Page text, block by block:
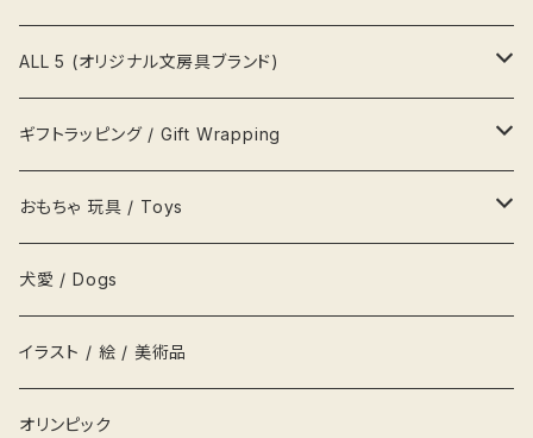
帽子
風呂敷
キーホルダー
ネクタイ
履物
衣類
湯呑
カップ&ソーサ
鍋
お盆
枡
グラス
写真立て 額縁
置物
ハンガー
貯金箱
鏡
メモ帳
文鎮
レターセット
リボン
シール
キャップ
ポムポムプリン pompom prin
ポチャッコ pochaco
ソニープロダクト
プラダ Prada
セリーヌ Celine
ロベルタ Roberta
ALL 5 (オリジナル文房具ブランド)
吉祥用品
吉祥ノート A5
吉祥メモ帳 A5スリム
一等賞ペンケース
ギフトラッピング / Gift Wrapping
OFURUオリジナル包装紙
化粧箱
おもちゃ 玩具 / Toys
パズル
お人形 DOLLS
積み木
犬愛 / Dogs
イラスト / 絵 / 美術品
オリンピック